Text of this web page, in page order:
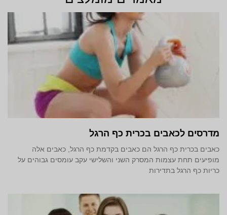
מדרסים לכאבים בכרית כף הרגל
כאבים בכרית כף הרגל הם כאבים בקדמת כף הרגל, כאבים אלה
מופיעים תחת עצמות המסרק השני והשלישי עקב עומסים גבוהים על
כריות כף הרגל בתדירות